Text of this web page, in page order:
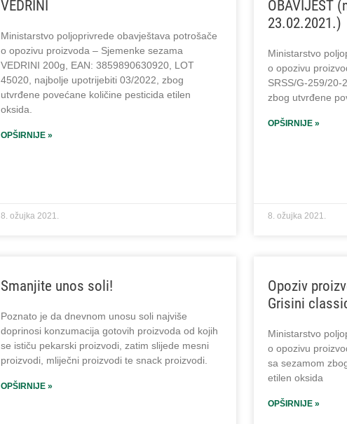
VEDRINI
Ministarstvo poljoprivrede obavještava potrošače
o opozivu proizvoda – Sjemenke sezama
VEDRINI 200g, EAN: 3859890630920, LOT
45020, najbolje upotrijebiti 03/2022, zbog
utvrđene povećane količine pesticida etilen
oksida.
OPŠIRNIJE »
8. ožujka 2021.
OBAVIJEST
23.02.2021.)
Ministarstvo
o opozivu
SRSS/G-259/20-
zbog utvrđene
OPŠIRNIJE »
8. ožujka 2021.
Smanjite unos soli!
Poznato je da dnevnom unosu soli najviše
doprinosi konzumacija gotovih proizvoda od kojih
se ističu pekarski proizvodi, zatim slijede mesni
proizvodi, mliječni proizvodi te snack proizvodi.
OPŠIRNIJE »
Opoziv
Grisini
Ministarstvo
o opozivu
sa sezamom
etilen oksida
OPŠIRNIJE »